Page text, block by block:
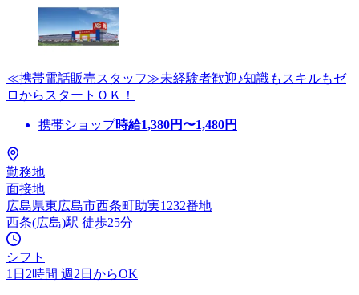
≪携帯電話販売スタッフ≫未経験者歓迎♪知識もスキルもゼ
ロからスタートＯＫ！
携帯ショップ時給1,380円〜1,480円
勤務地
面接地
広島県東広島市西条町助実1232番地
西条(広島)駅 徒歩25分
シフト
1日2時間 週2日からOK